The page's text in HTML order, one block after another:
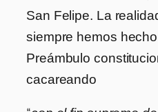
San Felipe. La
siempre hemos
Preámbulo
cacareando